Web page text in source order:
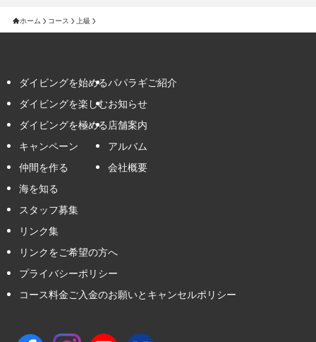
ホーム コース 上級
ダイビングを始める
ダイビングを楽しむ
ダイビングを極める
キャンペーン
仲間を作る
海を知る
パパラギご紹介
お知らせ
店舗案内
アルバム
会社概要
スタッフ募集
リンク集
リンクをご希望の方へ
プライバシーポリシー
コース料金ご入金のお願いとキャンセルポリシー